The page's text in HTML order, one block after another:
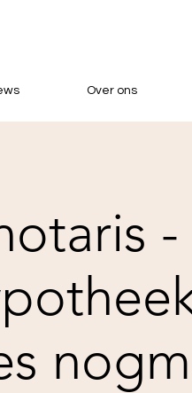
Over ons
-